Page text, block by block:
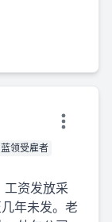
蓝领受雇者
工资发放采
年未发。老